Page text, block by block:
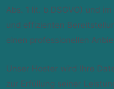
Abs. 1 lit. b DSGVO) und
und effizienten
einen professionellen
Unser Hoster wird Ihre
zur Erfüllung seiner